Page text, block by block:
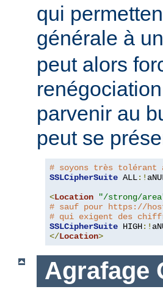
qui
générale à
peut alors
parvenir au
peut se
# soyons très
SSLCipherSuite ALL:!
<Location "/strong/
# sauf pour https://
# qui exigent des
SSLCipherSuite HIGH:!
</Location>
Agrafage